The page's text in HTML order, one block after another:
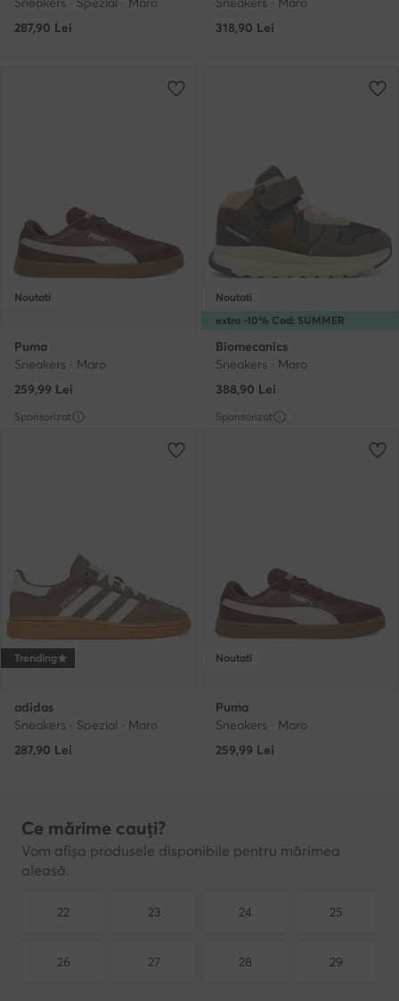
287,90 Lei
318,90 Lei
Noutati
Puma
Sneakers · Maro
259,99 Lei
extra -10% Cod: SUMMER
Noutati
Biomecanics
Sneakers · Maro
388,90 Lei
Sponsorizat
Trending
adidas
Sneakers · Spezial · Maro
287,90 Lei
Sponsorizat
Noutati
Puma
Sneakers · Maro
259,99 Lei
Ce mărime cauți?
Vom afișa produsele disponibile pentru mărimea
aleasă.
22 23 24 25
26 27 28 29